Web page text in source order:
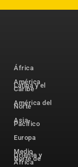
África
América
Latina y el
Caribe
América del
Norte
Asia-
Pacífico
Europa
Medio
Oriente y
Norte de
África